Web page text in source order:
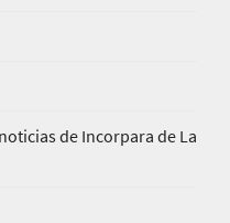
de Incorpara de La